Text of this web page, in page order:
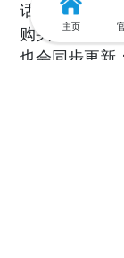
话费 余额来
购买成功，成
也会同步更新
主页